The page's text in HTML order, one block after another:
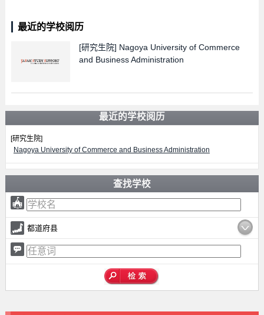
最近的学校阅历
[研究生院] Nagoya University of Commerce
and Business Administration
最近的学校阅历
[研究生院]
Nagoya University of Commerce and Business Administration
查找学校
都道府县